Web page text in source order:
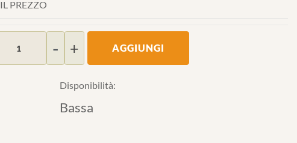
IL PREZZO
AGGIUNGI
Disponibilità:
Bassa